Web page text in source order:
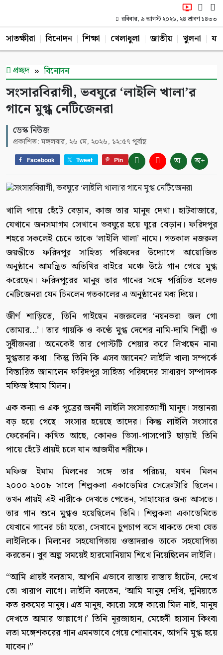
রবিবার, ৯ আগস্ট ২০২৬, ২৪ শ্রাবণ ১৪৩৩
সাতক্ষীরা বিনোদন শিক্ষা খেলাধুলা জাতীয় খুলনা
প্রচ্ছদ বিনোদন
সংসারবিরাগী, ভবঘুরে ‘লাইলি খালা’র
গানে মুগ্ধ নেটিজেনরা
ডেস্ক নিউজ
প্রকাশিত: মঙ্গলবার, ২৬ মে, ২০২৬, ১২:৫৭ পূর্বাহ্ণ
Facebook Tweet Pin অ- অ+
খালি পায়ে হেঁটে বেড়ান, কাজ তার মানুষ দেখা। হাটবাজারে,
যেখানে জনসমাগম সেখানে ভবঘুরে হয়ে ঘুরে বেড়ান। ফরিদপুর
শহরে সকলেই চেনে তাকে ‘লাইলি খালা’ নামে। গতকাল নজরুল
জয়ন্তীতে ফরিদপুর সাহিত্য পরিষদের উদ্যোগে আয়োজিত
অনুষ্ঠানে আমন্ত্রিত অতিথির বাইরে মঞ্চে উঠে গান গেয়ে মুগ্ধ
করেছেন। ফরিদপুরের মানুষ তার গানের সঙ্গে পরিচিত হলেও
নেটিজেনরা যেন চিনলেন গতকালের এ অনুষ্ঠানের মধ্য দিয়ে।
জীর্ণ শাড়িতে, তিনি গাইছেন নজরুলের ‘নয়নভরা জল গো
তোমার…’। তার গায়কি ও কণ্ঠে মুগ্ধ দেশের নামি-দামি শিল্পী ও
সুধীজনরা। অনেকেই তার পোস্টটি শেয়ার করে লিখছেন নানা
মুগ্ধতার কথা। কিন্তু তিনি কি এসব জানেন? লাইলি খালা সম্পর্কে
বিস্তারিত জানালেন ফরিদপুর সাহিত্য পরিষদের সাধারণ সম্পাদক
মফিজ ইমাম মিলন।
এক কন্যা ও এক পুত্রের জননী লাইলি সংসারত্যাগী মানুষ। সন্তানরা
বড় হয়ে গেছে। সংসার হয়েছে তাদের। কিন্তু লাইলি সংসারে
ফেরেননি। কথিত আছে, কোনও ভিসা-পাসপোর্ট ছাড়াই তিনি
পায়ে হেঁটে প্রায়ই চলে যান আজমীর শরীফে।
মফিজ ইমাম মিলনের সঙ্গে তার পরিচয়, যখন মিলন
২০০০-২০০৮ সালে শিল্পকলা একাডেমির সেক্রেটারি ছিলেন।
তখন প্রায়ই এই নারীকে দেখতে পেতেন, সাহায্যের জন্য আসতে।
তার গান শুনে মুগ্ধও হয়েছিলেন তিনি। শিল্পকলা একাডেমিতে
যেখানে গানের চর্চা হতো, সেখানে চুপচাপ বসে থাকতে দেখা যেত
লাইলিকে। মিলনের সহযোগিতায় ওস্তাদরাও তাকে সহযোগিতা
করতেন। খুব অল্প সময়েই হারমোনিয়াম শিখে নিয়েছিলেন লাইলি।
“আমি প্রায়ই বলতাম, আপনি এভাবে রাস্তায় রাস্তায় হাঁটেন, দেখে
তো খারাপ লাগে। লাইলি বলতেন, ‘আমি মানুষ দেখি, দুনিয়াতে
কত রকমের মানুষ। এত মানুষ, কারো সঙ্গে কারো মিল নাই, মানুষ
দেখতে আমার ভাল্লাগে।’ তিনি নূরজাহান, মেহেদী হাসান কিংবা
লতা মঙ্গেশকরের গান এমনভাবে গেয়ে শোনাবেন, আপনি মুগ্ধ হয়ে
যাবেন।”